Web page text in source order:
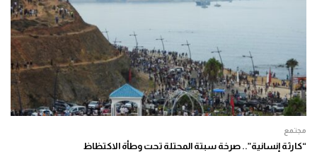
مجتمع
“كارثة إنسانية”.. صرخة سبتة المحتلة تحت وطأة الاكتظاظ